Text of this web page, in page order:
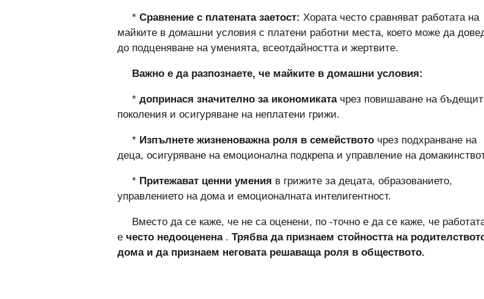
* Сравнение с платената заетост: Хората често сравняват работата на
майките в домашни условия с платени работни места, което може да
до подценяване на уменията, всеотдайността и жертвите.
Важно е да разпознаете, че майките в домашни условия:
* допринася значително за икономиката чрез повишаване на
поколения и осигуряване на неплатени грижи.
* Изпълнете жизненоважна роля в семейството чрез подхранване на
деца, осигуряване на емоционална подкрепа и управление на
* Притежават ценни умения в грижите за децата, образованието,
управлението на дома и емоционалната интелигентност.
Вместо да се каже, че не са оценени, по -точно е да се каже, че
е често недооценена . Трябва да признаем стойността на
дома и да признаем неговата решаваща роля в обществото.